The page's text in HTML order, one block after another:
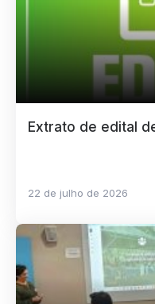
Extrato de edital
22 de julho de 2026